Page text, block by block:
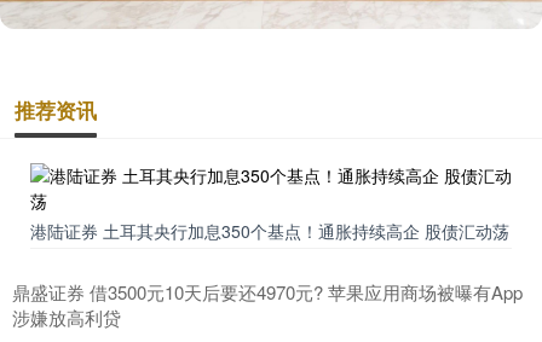
推荐资讯
港陆证券 土耳其央行加息350个基点！通胀持续高企 股债汇动荡
鼎盛证券 借3500元10天后要还4970元? 苹果应用商场被曝有App
涉嫌放高利贷